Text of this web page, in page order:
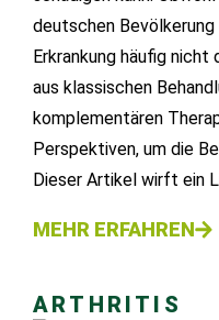
deutschen
Erkrankung häufig
aus klassischen
komplementären
Perspektiven, um die
Dieser Artikel wirft ein
MEHR ERFAHREN
ARTHRITIS